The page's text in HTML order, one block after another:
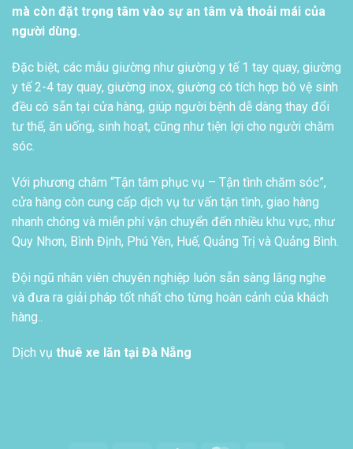
mà còn đặt trọng tâm vào sự an tâm và thoải mái của
người dùng.
Đặc biệt, các mẫu giường như giường y tế 1 tay quay, giường
y tế 2-4 tay quay, giường inox, giường có tích hợp bô vệ sinh
đều có sẵn tại cửa hàng, giúp người bệnh dễ dàng thay đổi
tư thế, ăn uống, sinh hoạt, cũng như tiện lợi cho người chăm
sóc.
Với phương châm “Tận tâm phục vụ – Tận tình chăm sóc”,
cửa hàng còn cung cấp dịch vụ tư vấn tận tình, giao hàng
nhanh chóng và miễn phí vận chuyển đến nhiều khu vực, như
Quy Nhơn, Bình Định, Phú Yên, Huế, Quảng Trị và Quảng Bình.
Đội ngũ nhân viên chuyên nghiệp luôn sẵn sàng lắng nghe
và đưa ra giải pháp tốt nhất cho từng hoàn cảnh của khách
hàng..
Dịch vụ thuê xe lăn tại Đà Nẵng